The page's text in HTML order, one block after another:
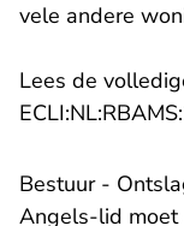
vele andere
Lees de
Bestuur -
Angels-lid moet